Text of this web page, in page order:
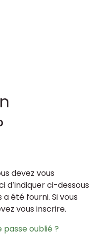
devez vous
d’indiquer ci-dessous
été fourni. Si vous
vous inscrire.
passe oublié ?